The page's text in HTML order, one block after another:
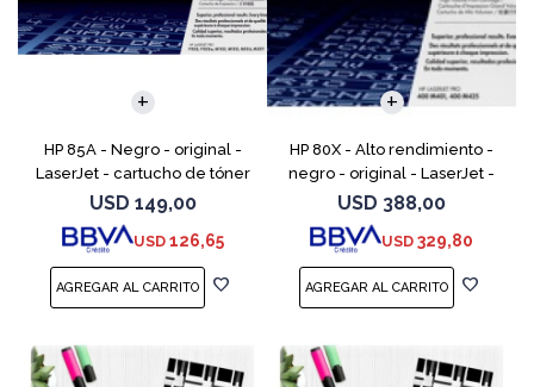
HP 85A - Negro - original -
LaserJet - cartucho de tóner
(CE285A) - para LaserJet Pro
M1132 MFP, M1212nf MFP,
M1217nfw MFP, P110
USD 149,00
USD 126,65
HP 80X - Alto rendimiento -
negro - original - LaserJet -
cartucho de tóner (CF280X) -
para LaserJet Pro 400 M401,
MFP M425
USD 388,00
USD 329,80